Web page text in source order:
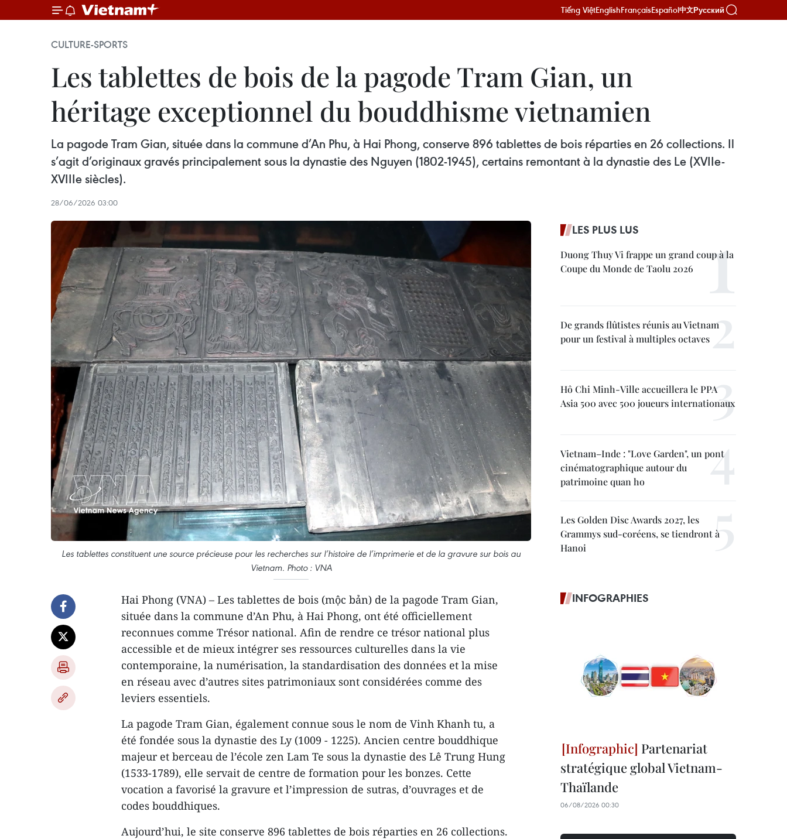
Tiếng ViệtEnglishFrançaisEspañol中文Русский
CULTURE-SPORTS
Les tablettes de bois de la pagode Tram Gian, un
héritage exceptionnel du bouddhisme vietnamien
La pagode Tram Gian, située dans la commune d’An Phu, à Hai Phong, conserve 896 tablettes de bois réparties en 26 collections. Il
s’agit d’originaux gravés principalement sous la dynastie des Nguyen (1802-1945), certains remontant à la dynastie des Le (XVIIe-
XVIIIe siècles).
28/06/2026 03:00
Les tablettes constituent une source précieuse pour les recherches sur l’histoire de l’imprimerie et de la gravure sur bois au
Vietnam. Photo : VNA
Hai Phong (VNA) – Les tablettes de bois (mộc bản) de la pagode Tram Gian,
située dans la commune d’An Phu, à Hai Phong, ont été officiellement
reconnues comme Trésor national. Afin de rendre ce trésor national plus
accessible et de mieux intégrer ses ressources culturelles dans la vie
contemporaine, la numérisation, la standardisation des données et la mise
en réseau avec d’autres sites patrimoniaux sont considérées comme des
leviers essentiels.
La pagode Tram Gian, également connue sous le nom de Vinh Khanh tu, a
été fondée sous la dynastie des Ly (1009 - 1225). Ancien centre bouddhique
majeur et berceau de l’école zen Lam Te sous la dynastie des Lê Trung Hung
(1533-1789), elle servait de centre de formation pour les bonzes. Cette
vocation a favorisé la gravure et l’impression de sutras, d’ouvrages et de
codes bouddhiques.
Aujourd’hui, le site conserve 896 tablettes de bois réparties en 26 collections.
LES PLUS LUS
Duong Thuy Vi frappe un grand coup à la
Coupe du Monde de Taolu 2026
De grands flûtistes réunis au Vietnam
pour un festival à multiples octaves
Hô Chi Minh-Ville accueillera le PPA
Asia 500 avec 500 joueurs internationaux
Vietnam–Inde : "Love Garden", un pont
cinématographique autour du
patrimoine quan ho
Les Golden Disc Awards 2027, les
Grammys sud-coréens, se tiendront à
Hanoi
INFOGRAPHIES
Partenariat
stratégique global Vietnam-
Thaïlande
06/08/2026 00:30